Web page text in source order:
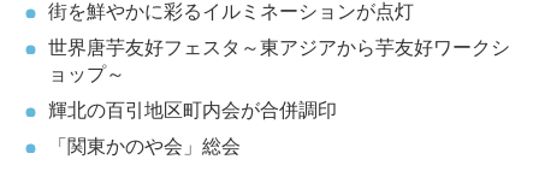
街を鮮やかに彩るイルミネーションが点灯
世界唐芋友好フェスタ～東アジアから芋友好ワークシ
ョップ～
輝北の百引地区町内会が合併調印
「関東かのや会」総会